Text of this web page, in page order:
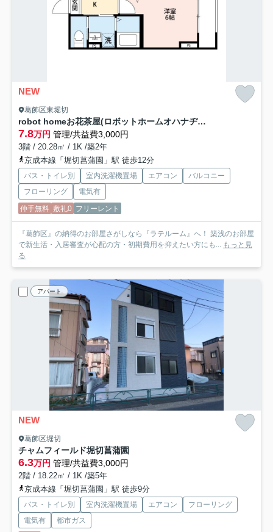
NEW
葛飾区東堀切
robot homeお花茶屋(ロボットホームオハナヂャヤ)
7.8万円 管理/共益費3,000円
3階 / 20.28㎡ / 1K /築2年
京成本線「堀切菖蒲園」駅 徒歩12分
バス・トイレ別 室内洗濯機置場 エアコン
バルコニー
フローリング
電気有
仲手無料 敷礼0 フリーレント
『葛飾区』の納得のお部屋さがしなら『ラテルーム』へ！ 築浅のお部屋
で新生活・入居審査が心配の方・初期費用を抑えたい方にも... もっと見
る
アパート
NEW
葛飾区堀切
チャムフィールド堀切菖蒲園
6.3万円 管理/共益費3,000円
2階 / 18.22㎡ / 1K /築5年
京成本線「堀切菖蒲園」駅 徒歩9分
バス・トイレ別 室内洗濯機置場 エアコン
フローリング
電気有
都市ガス